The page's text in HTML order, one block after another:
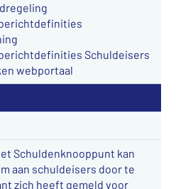
Schuldeisers
webportaal
Schuldenknooppunt kan
aan schuldeisers door te
zich heeft gemeld voor